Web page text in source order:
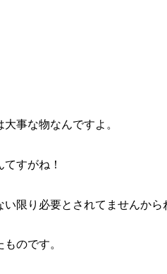
事な物なんですよ。
すがね！
限り必要とされてませんから
のです。